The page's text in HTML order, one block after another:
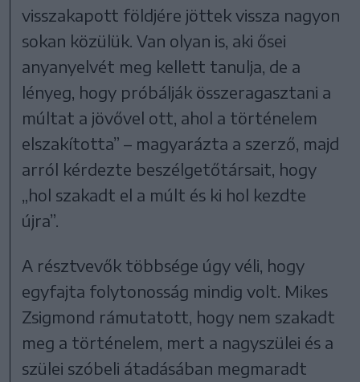
visszakapott földjére jöttek vissza nagyon
sokan közülük. Van olyan is, aki ősei
anyanyelvét meg kellett tanulja, de a
lényeg, hogy próbálják összeragasztani a
múltat a jövővel ott, ahol a történelem
elszakította” – magyarázta a szerző, majd
arról kérdezte beszélgetőtársait, hogy
„hol szakadt el a múlt és ki hol kezdte
újra”.
A résztvevők többsége úgy véli, hogy
egyfajta folytonosság mindig volt. Mikes
Zsigmond rámutatott, hogy nem szakadt
meg a történelem, mert a nagyszülei és a
szülei szóbeli átadásában megmaradt